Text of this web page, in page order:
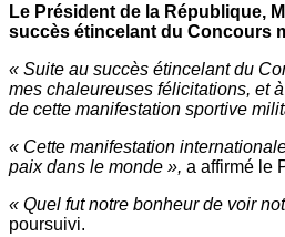
Le Président de la République,
succès étincelant du Concours
« Suite au succès étincelant du
mes chaleureuses félicitations, et
de cette manifestation sportive
« Cette manifestation
paix dans le monde », a affirmé le
« Quel fut notre bonheur de voir
poursuivi.